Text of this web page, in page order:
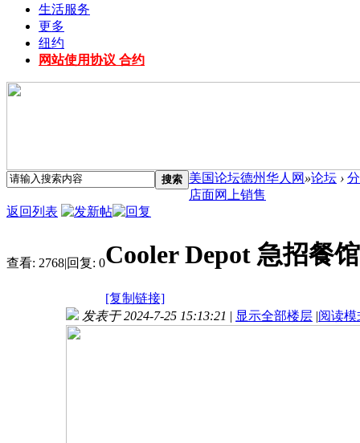
生活服务
更多
纽约
网站使用协议 合约
搜索 美国论坛德州华人网 »论坛 ›
店面网上销售
返回列表
查看: 2768|回复: 0Cooler Depot 急招餐
[复制链接]
发表于 2024-7-25 15:13:21 | 显示全部楼层 |阅读模